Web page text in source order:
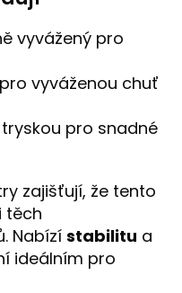
vyvážený pro
vyváženou chuť
tryskou pro snadné
zajišťují, že tento
těch
Nabízí stabilitu a
ideálním pro